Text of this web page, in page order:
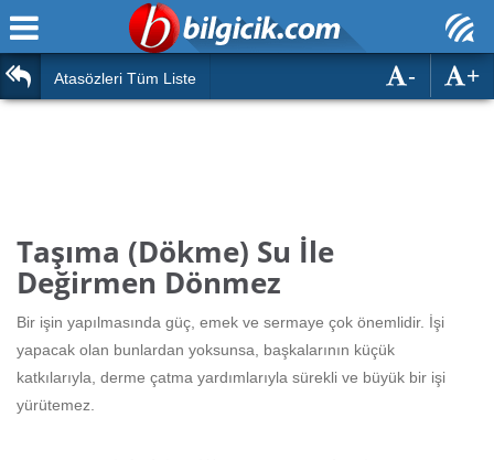
Ana Sayfa
Türk Tarihi & Kültürü
Eğitim
Diğer
Hızlı Okuma Testi
Hesaplamalar
Atasözleri Tüm Liste +
-
Taşıma (Dökme) Su İle
Değirmen Dönmez
Bir işin yapılmasında güç, emek ve sermaye çok önemlidir. İşi
yapacak olan bunlardan yoksunsa, başkalarının küçük
katkılarıyla, derme çatma yardımlarıyla sürekli ve büyük bir işi
yürütemez.